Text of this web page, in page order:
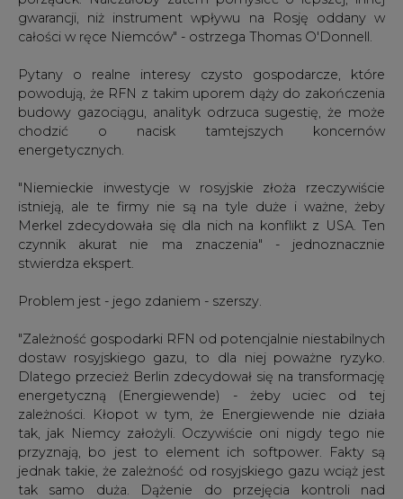
gwarancji, niż instrument wpływu na Rosję oddany w
całości w ręce Niemców" - ostrzega Thomas O'Donnell.
Pytany o realne interesy czysto gospodarcze, które
powodują, że RFN z takim uporem dąży do zakończenia
budowy gazociągu, analityk odrzuca sugestię, że może
chodzić o nacisk tamtejszych koncernów
energetycznych.
"Niemieckie inwestycje w rosyjskie złoża rzeczywiście
istnieją, ale te firmy nie są na tyle duże i ważne, żeby
Merkel zdecydowała się dla nich na konflikt z USA. Ten
czynnik akurat nie ma znaczenia" - jednoznacznie
stwierdza ekspert.
Problem jest - jego zdaniem - szerszy.
"Zależność gospodarki RFN od potencjalnie niestabilnych
dostaw rosyjskiego gazu, to dla niej poważne ryzyko.
Dlatego przecież Berlin zdecydował się na transformację
energetyczną (Energiewende) - żeby uciec od tej
zależności. Kłopot w tym, że Energiewende nie działa
tak, jak Niemcy założyli. Oczywiście oni nigdy tego nie
przyznają, bo jest to element ich softpower. Fakty są
jednak takie, że zależność od rosyjskiego gazu wciąż jest
tak samo duża. Dążenie do przejęcia kontroli nad